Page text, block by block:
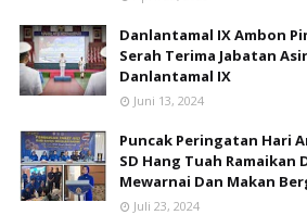
Danlantamal IX Ambon
Serah Terima Jabatan
Danlantamal IX
Juni 13, 2024
Puncak Peringatan Hari
SD Hang Tuah Ramaikan
Mewarnai Dan Makan
Juli 23, 2024